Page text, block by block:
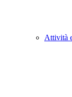
Attività